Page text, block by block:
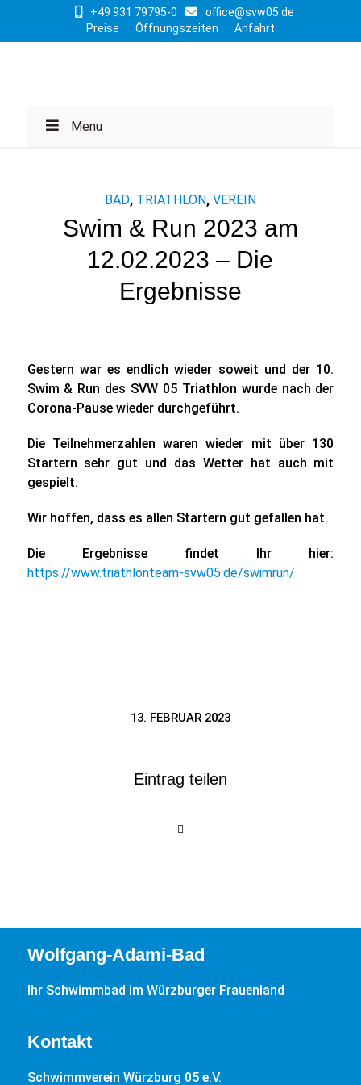
+49 931 79795-0
office@svw05.de
Preise
Öffnungszeiten Anfahrt
Menu
BAD, TRIATHLON, VEREIN
Swim & Run 2023 am
12.02.2023 – Die
Ergebnisse
Gestern war es endlich wieder soweit und der 10.
Swim & Run des SVW 05 Triathlon wurde nach der
Corona-Pause wieder durchgeführt.
Die Teilnehmerzahlen waren wieder mit über 130
Startern sehr gut und das Wetter hat auch mit
gespielt.
Wir hoffen, dass es allen Startern gut gefallen hat.
Die Ergebnisse findet Ihr hier:
https://www.triathlonteam-svw05.de/swimrun/
13. FEBRUAR 2023
Eintrag teilen
Wolfgang-Adami-Bad
Ihr Schwimmbad im Würzburger Frauenland
Kontakt
Schwimmverein Würzburg 05 e.V.